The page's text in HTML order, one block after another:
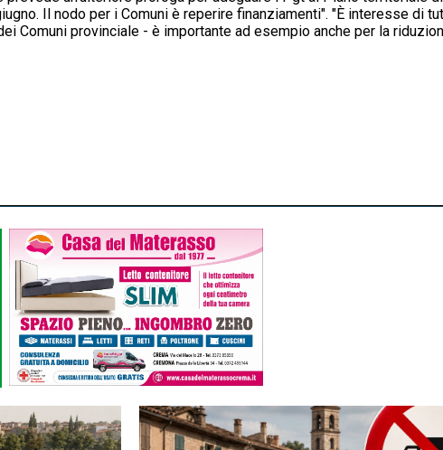
Il nodo per i Comuni è reperire finanziamenti". "È interesse di
Comuni provinciale - è importante ad esempio anche per la